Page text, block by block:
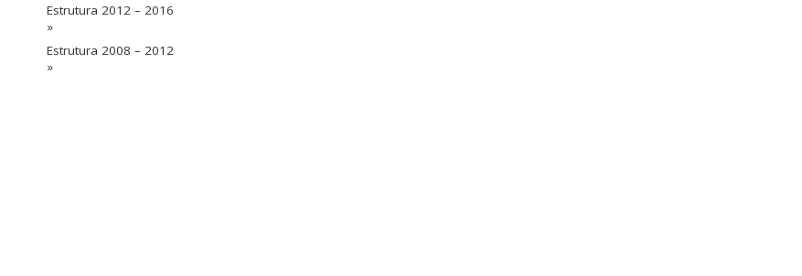
Estrutura 2012 – 2016
»
Estrutura 2008 – 2012
»